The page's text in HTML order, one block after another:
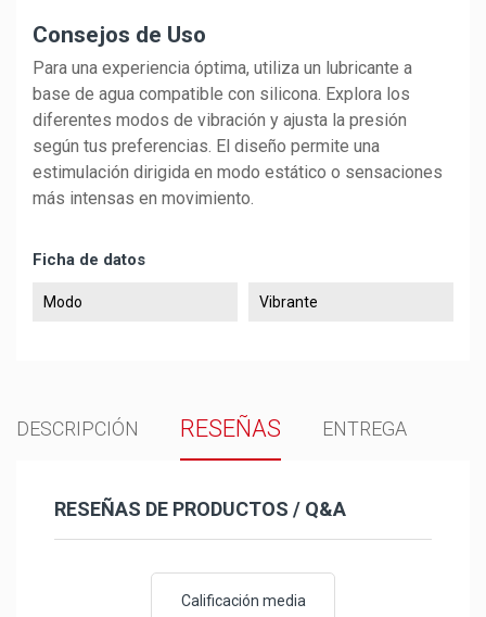
Consejos de Uso
Para una experiencia óptima, utiliza un lubricante a
base de agua compatible con silicona. Explora los
diferentes modos de vibración y ajusta la presión
según tus preferencias. El diseño permite una
estimulación dirigida en modo estático o sensaciones
más intensas en movimiento.
Ficha de datos
Modo Vibrante
DESCRIPCIÓN RESEÑAS ENTREGA
RESEÑAS DE PRODUCTOS / Q&A
Calificación media